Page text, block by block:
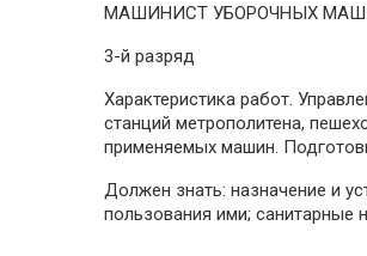
МАШИНИСТ УБОРОЧНЫХ
3-й разряд
Характеристика работ.
станций метрополитена,
применяемых машин.
Должен знать: назначение и
пользования ими; санитарные